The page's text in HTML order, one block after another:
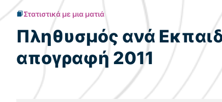
Στατιστικά με μια ματιά
Πληθυσμός ανά
απογραφή 2011